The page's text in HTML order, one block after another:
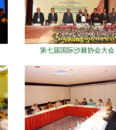
第七届国际沙棘协会大会